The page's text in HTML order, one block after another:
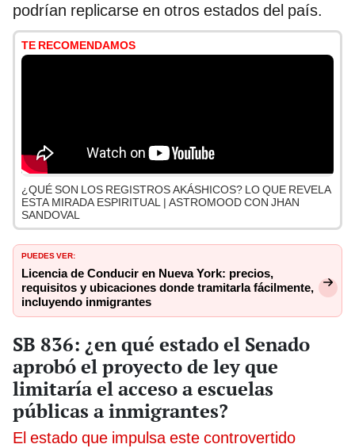
podrían replicarse en otros estados del país.
TE RECOMENDAMOS
¿QUÉ SON LOS REGISTROS AKÁSHICOS? LO QUE REVELA
ESTA MIRADA ESPIRITUAL | ASTROMOOD CON JHAN
SANDOVAL
PUEDES VER:
Licencia de Conducir en Nueva York: precios,
requisitos y ubicaciones donde tramitarla fácilmente,
incluyendo inmigrantes
SB 836: ¿en qué estado el Senado
aprobó el proyecto de ley que
limitaría el acceso a escuelas
públicas a inmigrantes?
El estado que impulsa este controvertido